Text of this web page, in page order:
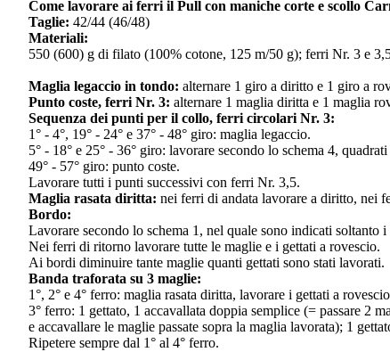
Come lavorare ai ferri il Pull con maniche corte e scollo
Taglie: 42/44 (46/48)
Materiali:
550 (600) g di filato (100% cotone, 125 m/50 g); ferri Nr. 3 e
Maglia legaccio in tondo: alternare 1 giro a diritto e 1 giro a
Punto coste, ferri Nr. 3: alternare 1 maglia diritta e 1 maglia
Sequenza dei punti per il collo, ferri circolari Nr. 3:
1° - 4°, 19° - 24° e 37° - 48° giro: maglia legaccio.
5° - 18° e 25° - 36° giro: lavorare secondo lo schema 4,
49° - 57° giro: punto coste.
Lavorare tutti i punti successivi con ferri Nr. 3,5.
Maglia rasata diritta: nei ferri di andata lavorare a diritto, nei
Bordo:
Lavorare secondo lo schema 1, nel quale sono indicati soltanto
Nei ferri di ritorno lavorare tutte le maglie e i gettati a rovescio.
Ai bordi diminuire tante maglie quanti gettati sono stati lavorati.
Banda traforata su 3 maglie:
1°, 2° e 4° ferro: maglia rasata diritta, lavorare i gettati a
3° ferro: 1 gettato, 1 accavallata doppia semplice (= passare 2
e accavallare le maglie passate sopra la maglia lavorata); 1
Ripetere sempre dal 1° al 4° ferro.